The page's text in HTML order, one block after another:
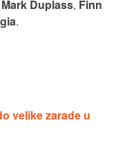
Mark Duplass, Finn
.
velike zarade u